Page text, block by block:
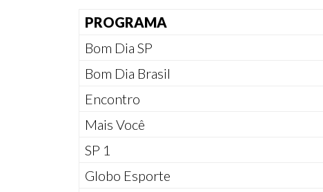
PROGRAMA
Bom Dia SP
Bom Dia Brasil
Encontro
Mais Você
SP 1
Globo Esporte